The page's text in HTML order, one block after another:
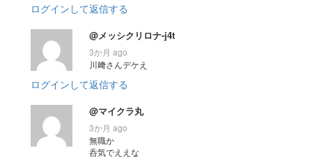
ログインして返信する
@メッシクリロナ-j4t
3か月 ago
川﨑さんデケえ
ログインして返信する
@マイクラ丸
3か月 ago
無職か
呑気でええな